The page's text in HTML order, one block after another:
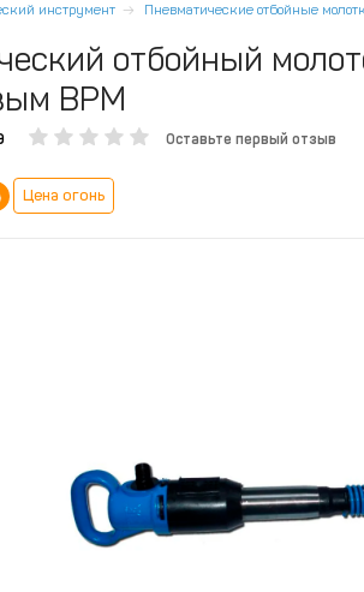
инструмент Пневматические отбойные
отбойный
ВРМ
Оставьте первый отзыв
Цена огонь